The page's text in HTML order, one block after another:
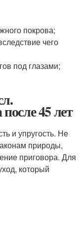
покрова;
чего
под глазами;
45 лет
и упругость. Не
природы,
приговора. Для
который